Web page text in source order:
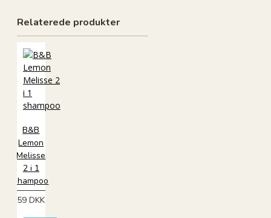
Relaterede produkter
B&B
Lemon
Melisse
2 i 1
shampoo
59 DKK